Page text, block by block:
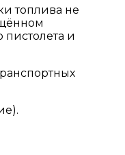
топлива не
и